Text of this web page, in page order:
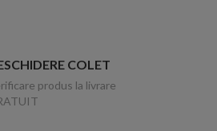
COLET
produs la livrare